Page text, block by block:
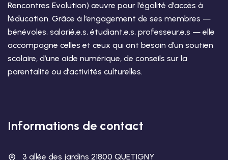
Rencontres Evolution) œuvre pour l’égalité d’accès à
l’éducation. Grâce à l’engagement de ses membres —
bénévoles, salarié.e.s, étudiant.e.s, professeur.e.s — elle
accompagne celles et ceux qui ont besoin d’un soutien
scolaire, d’une aide numérique, de conseils sur la
parentalité ou d’activités culturelles.
Informations de contact
3 allée des jardins 21800 QUETIGNY